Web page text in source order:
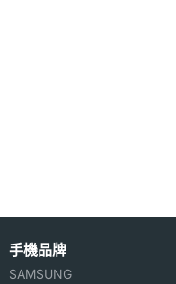
喜愛的 1080P Full HD
輸，使用 ViewSonic
前相機
畫素
手機品牌
SAMSUNG